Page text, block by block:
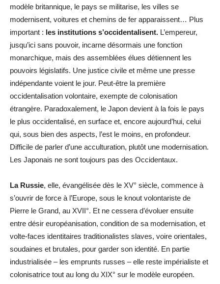
modèle britannique, le pays se militarise, les villes se
modernisent, voitures et chemins de fer apparaissent… Plus
important : les institutions s’occidentalisent. L’empereur,
jusqu’ici sans pouvoir, incarne désormais une fonction
monarchique, mais des assemblées élues détiennent les
pouvoirs législatifs. Une justice civile et même une presse
indépendante voient le jour. Peut-être la première
occidentalisation volontaire, exempte de colonisation
étrangère. Paradoxalement, le Japon devient à la fois le pays
le plus occidentalisé, en surface et, encore aujourd’hui, celui
qui, sous bien des aspects, l’est le moins, en profondeur.
Difficile de parler d’une acculturation, plutôt une modernisation.
Les Japonais ne sont toujours pas des Occidentaux.
La Russie, elle, évangélisée dès le XV° siècle, commence à
s’ouvrir de force à l’Europe, sous le knout volontariste de
Pierre le Grand, au XVII°. Et ne cessera d’évoluer ensuite
entre désir européanisation, condition de sa modernisation, et
volte-faces identitaires traditionalistes slaves, voire orientales,
soudaines et brutales, pour garder son identité. En partie
industrialisée – les emprunts russes – elle reste impérialiste et
colonisatrice tout au long du XIX° sur le modèle européen.